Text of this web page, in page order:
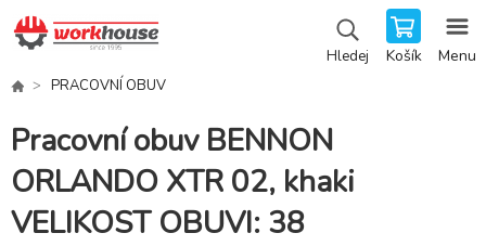
Hledej Košík Menu
PRACOVNÍ OBUV
Pracovní obuv BENNON
ORLANDO XTR 02, khaki
VELIKOST OBUVI: 38